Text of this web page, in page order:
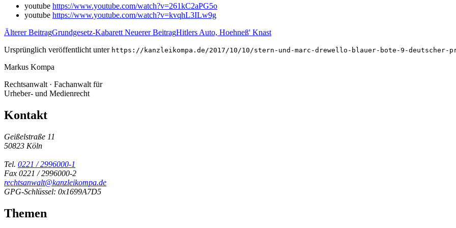
youtube https://www.youtube.com/watch?v=261kC2aPG5o
youtube https://www.youtube.com/watch?v=kvqhL3ILw9g
Älterer BeitragGrundgesetz-Kabarett Neuerer BeitragHitlers Auto, Hoehneß' Knast
Ursprünglich veröffentlicht unter https://kanzleikompa.de/2017/10/10/stern-und-marc-drewello-blauer-bote-9-deutscher-
Markus Kompa
Rechtsanwalt · Fachanwalt für
Urheber- und Medienrecht
Kontakt
Geißelstraße 11
50823 Köln
Tel. 0221 / 2996000-1
Fax 0221 / 2996000-2
rechtsanwalt@kanzleikompa.de
GPG-Schlüssel: 0x1699A7D5
Themen